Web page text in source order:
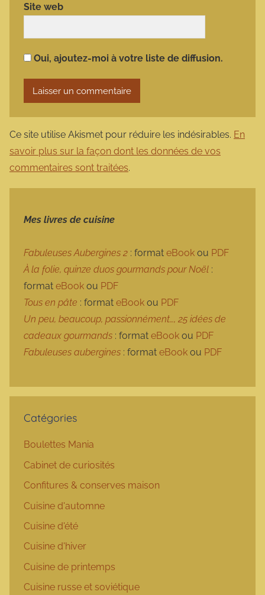
Site web
Oui, ajoutez-moi à votre liste de diffusion.
Ce site utilise Akismet pour réduire les indésirables. En
savoir plus sur la façon dont les données de vos
commentaires sont traitées.
Mes livres de cuisine
Fabuleuses Aubergines 2 : format eBook ou PDF
À la folie, quinze duos gourmands pour Noël :
format eBook ou PDF
Tous en pâte : format eBook ou PDF
Un peu, beaucoup, passionnément…, 25 idées de
cadeaux gourmands : format eBook ou PDF
Fabuleuses aubergines : format eBook ou PDF
Catégories
Boulettes Mania
Cabinet de curiosités
Confitures & conserves maison
Cuisine d'automne
Cuisine d'été
Cuisine d'hiver
Cuisine de printemps
Cuisine russe et soviétique